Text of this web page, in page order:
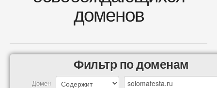
доменов
Фильтр по доменам
Домен